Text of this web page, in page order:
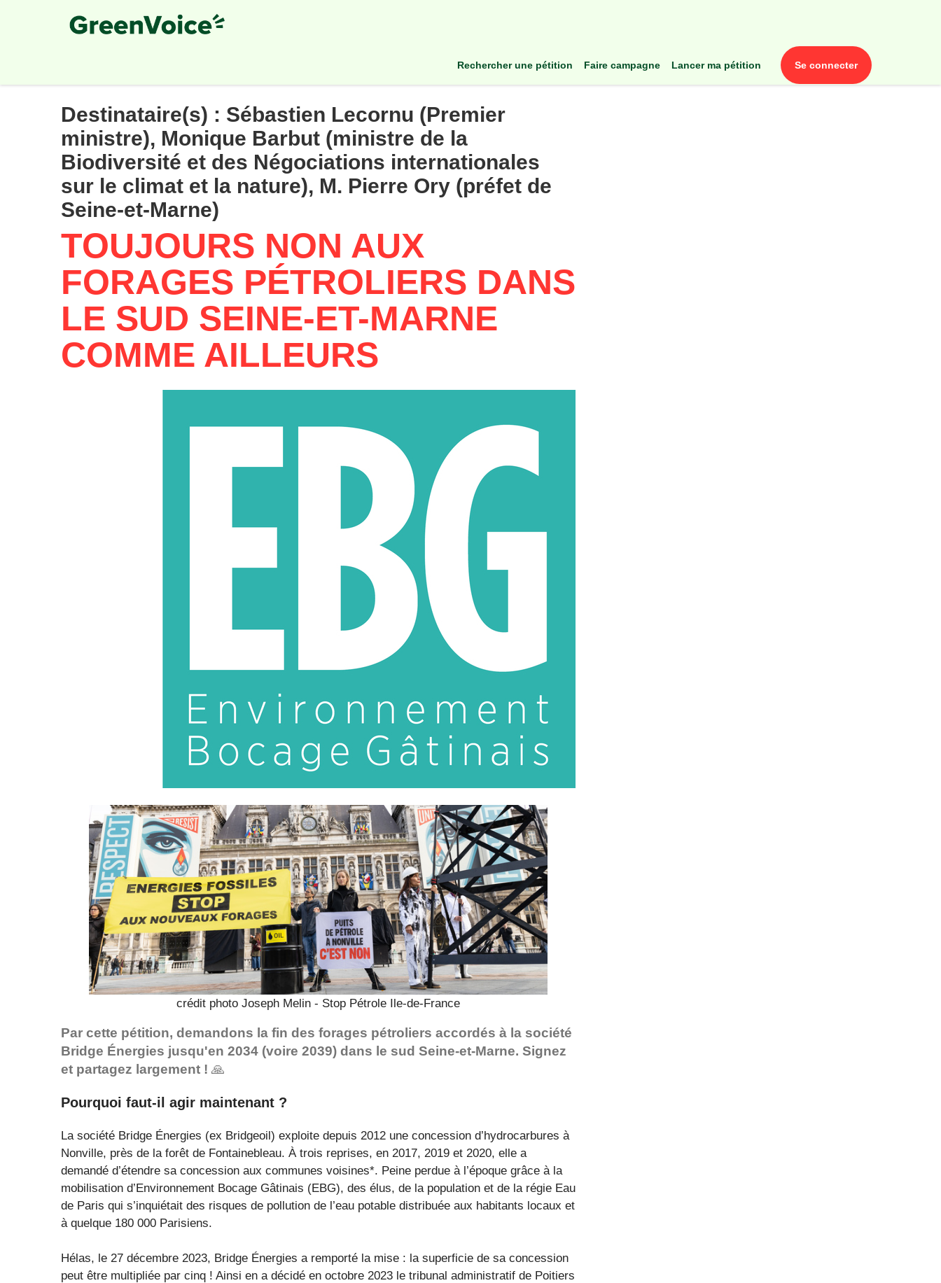
rechercher une pétition faire campagne lancer ma pétition se connecter
Destinataire(s) : Sébastien Lecornu (Premier
ministre), Monique Barbut (ministre de la
Biodiversité et des Négociations internationales
sur le climat et la nature), M. Pierre Ory (préfet de
Seine-et-Marne)
TOUJOURS NON AUX
FORAGES PÉTROLIERS DANS
LE SUD SEINE-ET-MARNE
COMME AILLEURS
crédit photo Joseph Melin - Stop Pétrole Ile-de-France
Par cette pétition, demandons la fin des forages pétroliers accordés à la société
Bridge Énergies jusqu'en 2034 (voire 2039) dans le sud Seine-et-Marne. Signez
et partagez largement ! 🙏
Pourquoi faut-il agir maintenant ?
La société Bridge Énergies (ex Bridgeoil) exploite depuis 2012 une concession d’hydrocarbures à
Nonville, près de la forêt de Fontainebleau. À trois reprises, en 2017, 2019 et 2020, elle a
demandé d’étendre sa concession aux communes voisines*. Peine perdue à l’époque grâce à la
mobilisation d’Environnement Bocage Gâtinais (EBG), des élus, de la population et de la régie Eau
de Paris qui s’inquiétait des risques de pollution de l’eau potable distribuée aux habitants locaux et
à quelque 180 000 Parisiens.
Hélas, le 27 décembre 2023, Bridge Énergies a remporté la mise : la superficie de sa concession
peut être multipliée par cinq ! Ainsi en a décidé en octobre 2023 le tribunal administratif de Poitiers